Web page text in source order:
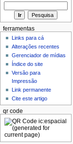
ferramentas
Links para cá
Alterações recentes
Gerenciador de mídias
Índice do site
Versão para
Impressão
Link permanente
Cite este artigo
qr code